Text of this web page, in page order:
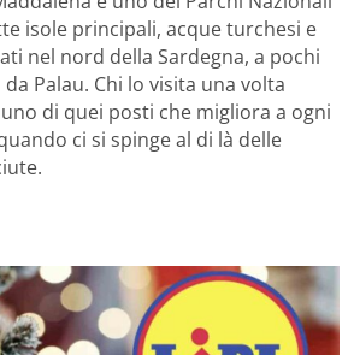
isole principali, acque turchesi e
nel nord della Sardegna, a pochi
Palau. Chi lo visita una volta
di quei posti che migliora a ogni
ci si spinge al di là delle